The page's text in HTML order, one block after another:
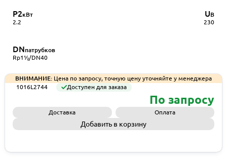
P2кВт
2.2
UВ
230
DNпатрубков
Rp1½/DN40
ВНИМАНИЕ: Цена по запросу, точную цену уточняйте у менеджера
1016L2744
Доступен для заказа
По запросу
Доставка Оплата
Добавить в корзину